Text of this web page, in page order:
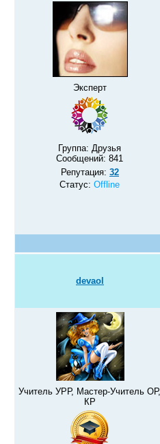
Эксперт
Группа: Друзья
Сообщений:841
Репутация: 32
Статус:Offline
devaol
Учитель УРР, Мастер-Учитель ОР,
КР